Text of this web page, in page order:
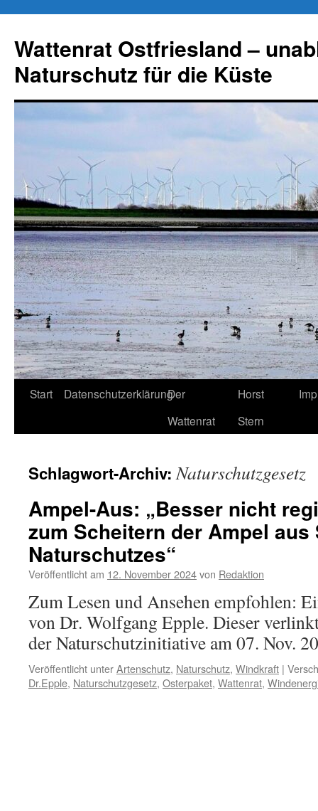
springen
Wattenrat Ostfriesland –
Naturschutz für die Küste
Start DatenschutzerklärungDer
Wattenrat
Horst
Stern
Schlagwort-Archiv:Naturschutzgesetz
Ampel-Aus: „Besser nicht
zum Scheitern der Ampel aus
Naturschutzes“
Veröffentlicht am 12. November 2024von Redaktion
Zum Lesen und Ansehen empfohlen:
von Dr. Wolfgang Epple. Dieser
der Naturschutzinitiative am 07. Nov.
Veröffentlicht unterArtenschutz, Naturschutz, Windkraft |
Dr.Epple, Naturschutzgesetz, Osterpaket, Wattenrat,